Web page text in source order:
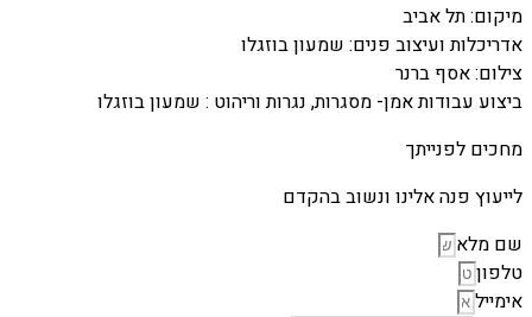
מיקום: תל אביב
אדריכלות ועיצוב פנים: שמעון בוזגלו
צילום: אסף ברנר
ביצוע עבודות אמן- מסגרות, נגרות וריהוט : שמעון בוזגלו
מחכים לפנייתך
לייעוץ פנה אלינו ונשוב בהקדם
שם מלא
טלפון
אימייל